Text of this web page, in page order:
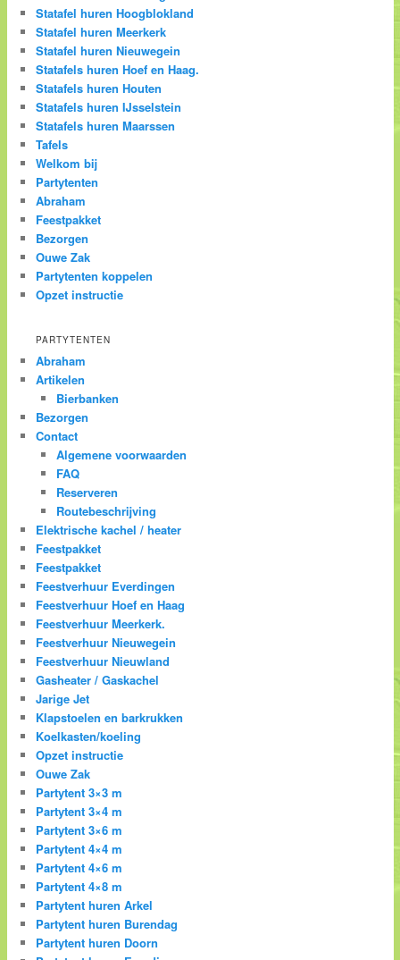
Statafel huren Hoogblokland
Statafel huren Meerkerk
Statafel huren Nieuwegein
Statafels huren Hoef en Haag.
Statafels huren Houten
Statafels huren IJsselstein
Statafels huren Maarssen
Tafels
Welkom bij
Partytenten
Abraham
Feestpakket
Bezorgen
Ouwe Zak
Partytenten koppelen
Opzet instructie
PARTYTENTEN
Abraham
Artikelen
Bierbanken
Bezorgen
Contact
Algemene voorwaarden
FAQ
Reserveren
Routebeschrijving
Elektrische kachel / heater
Feestpakket
Feestpakket
Feestverhuur Everdingen
Feestverhuur Hoef en Haag
Feestverhuur Meerkerk.
Feestverhuur Nieuwegein
Feestverhuur Nieuwland
Gasheater / Gaskachel
Jarige Jet
Klapstoelen en barkrukken
Koelkasten/koeling
Opzet instructie
Ouwe Zak
Partytent 3×3 m
Partytent 3×4 m
Partytent 3×6 m
Partytent 4×4 m
Partytent 4×6 m
Partytent 4×8 m
Partytent huren Arkel
Partytent huren Burendag
Partytent huren Doorn